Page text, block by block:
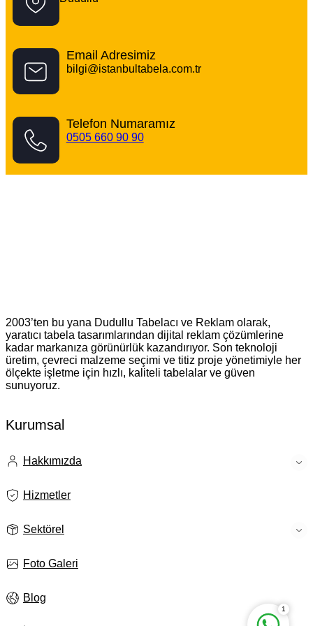
Email Adresimiz
bilgi@istanbultabela.com.tr
Telefon Numaramız
0505 660 90 90
2003’ten bu yana Dudullu Tabelacı ve Reklam olarak,
yaratıcı tabela tasarımlarından dijital reklam çözümlerine
kadar markanıza görünürlük kazandırıyor. Son teknoloji
üretim, çevreci malzeme seçimi ve titiz proje yönetimiyle her
ölçekte işletme için hızlı, kaliteli tabelalar ve güven
sunuyoruz.
Kurumsal
Hakkımızda
Hizmetler
Sektörel
Foto Galeri
Blog
1